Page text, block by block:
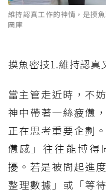
維持認真工作的神情，是摸
圖庫
摸魚密技1.維持認真
當主管走近時，不
神中帶著一絲疲憊
正在思考重要企劃
憊感」往往能博得
擾。若是被問起進
整理數據」或「等